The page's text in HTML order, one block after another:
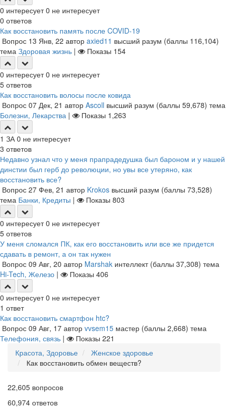
0 интересует 0 не интересует
0 ответов
Как восстановить память после COVID-19
Вопрос 13 Янв, 22 автор axied11 высший разум (баллы 116,104)
тема Здоровая жизнь | Показы 154
0 интересует 0 не интересует
5 ответов
Как восстановить волосы после ковида
Вопрос 07 Дек, 21 автор Ascoll высший разум (баллы 59,678) тема
Болезни, Лекарства | Показы 1,263
1 ЗА 0 не интересует
3 ответов
Недавно узнал что у меня прапрадедушка был бароном и у нашей
динстии был герб до революции, но увы все утеряно, как
восстановить все?
Вопрос 27 Фев, 21 автор Krokos высший разум (баллы 73,528)
тема Банки, Кредиты | Показы 803
0 интересует 0 не интересует
5 ответов
У меня сломался ПК, как его восстановить или все же придется
сдавать в ремонт, а он так нужен
Вопрос 09 Авг, 20 автор Marshak интеллект (баллы 37,308) тема
Hi-Tech, Железо | Показы 406
0 интересует 0 не интересует
1 ответ
Как восстановить смартфон htc?
Вопрос 09 Авг, 17 автор vvsem15 мастер (баллы 2,668) тема
Телефония, связь | Показы 221
Красота, Здоровье
Женское здоровье
Как восстановить обмен веществ?
22,605 вопросов
60,974 ответов